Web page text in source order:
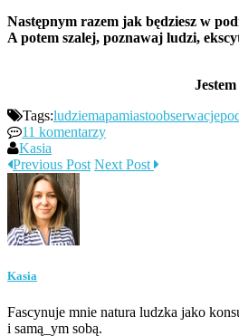
Następnym razem jak będziesz w
A potem szalej, poznawaj ludzi,
Tags:ludziemapamiastoobserwacje
11 komentarzy
Kasia
Previous Post Next Post
Kasia
Fascynuje mnie natura ludzka jako
i samą_ym sobą.